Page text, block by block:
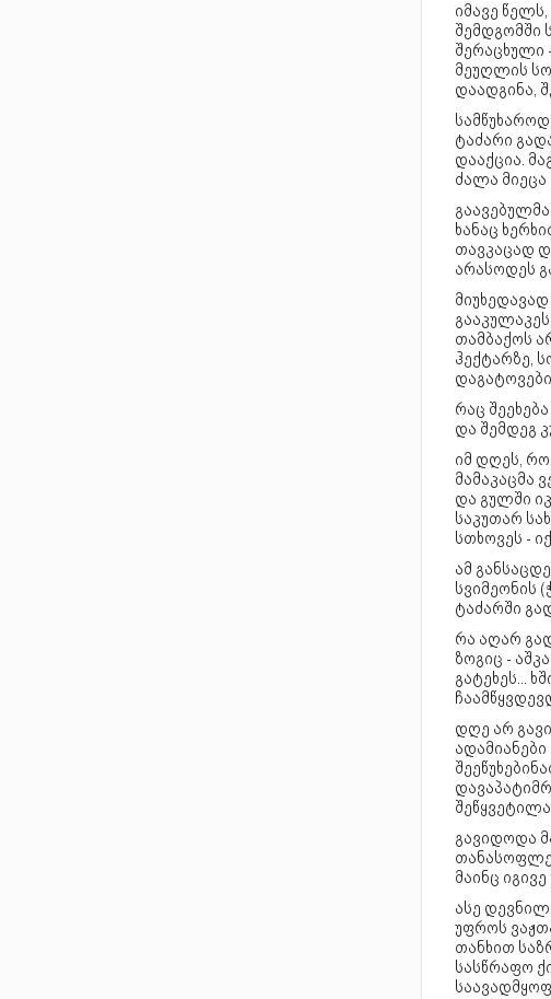
იმავე
შემდგომში
შერაცხული
მეუღლის
დაადგინა,
ტაძარი
დააქცია.
ძალა მიეცა
ხანაც
თავკაცად
არასოდეს
თამბაქოს
ჰექტარზე,
რაც
და შემდეგ
იმ დღეს,
მამაკაცმა
და გულში
საკუთარ
სთხოვეს -
ამ
სვიმეონის
ტაძარში
რა აღარ
ზოგიც -
გატეხეს...
დღე არ
გავიდოდა
მაინც
ასე
უფროს
თანხით
სასწრაფო